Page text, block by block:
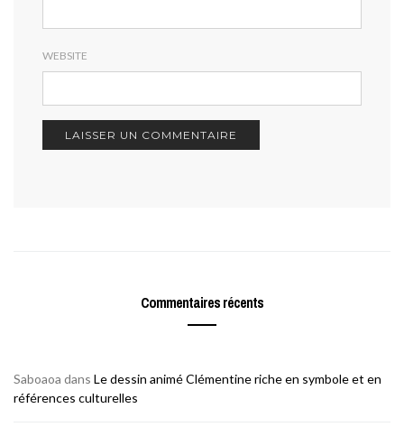
WEBSITE
Commentaires récents
Saboaoa dans Le dessin animé Clémentine riche en symbole et en
références culturelles